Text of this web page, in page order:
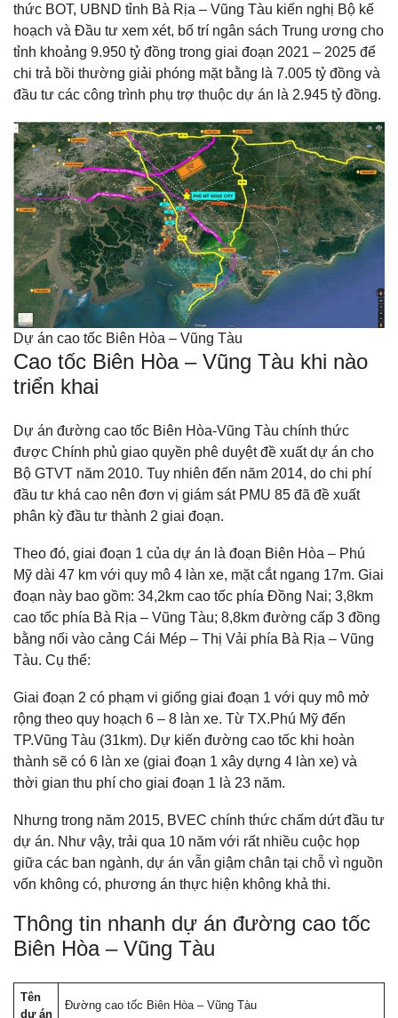
thức BOT, UBND tỉnh Bà Rịa – Vũng Tàu kiến nghị Bộ kế
hoạch và Đầu tư xem xét, bố trí ngân sách Trung ương cho
tỉnh khoảng 9.950 tỷ đồng trong giai đoạn 2021 – 2025 để
chi trả bồi thường giải phóng mặt bằng là 7.005 tỷ đồng và
đầu tư các công trình phụ trợ thuộc dự án là 2.945 tỷ đồng.
Dự án cao tốc Biên Hòa – Vũng Tàu
Cao tốc Biên Hòa – Vũng Tàu khi nào
triển khai
Dự án đường cao tốc Biên Hòa-Vũng Tàu chính thức
được Chính phủ giao quyền phê duyệt đề xuất dự án cho
Bộ GTVT năm 2010. Tuy nhiên đến năm 2014, do chi phí
đầu tư khá cao nên đơn vị giám sát PMU 85 đã đề xuất
phân kỳ đầu tư thành 2 giai đoạn.
Theo đó, giai đoạn 1 của dự án là đoạn Biên Hòa – Phú
Mỹ dài 47 km với quy mô 4 làn xe, mặt cắt ngang 17m. Giai
đoạn này bao gồm: 34,2km cao tốc phía Đồng Nai; 3,8km
cao tốc phía Bà Rịa – Vũng Tàu; 8,8km đường cấp 3 đồng
bằng nối vào cảng Cái Mép – Thị Vải phía Bà Rịa – Vũng
Tàu. Cụ thể:
Giai đoạn 2 có phạm vi giống giai đoạn 1 với quy mô mở
rộng theo quy hoạch 6 – 8 làn xe. Từ TX.Phú Mỹ đến
TP.Vũng Tàu (31km). Dự kiến đường cao tốc khi hoàn
thành sẽ có 6 làn xe (giai đoạn 1 xây dựng 4 làn xe) và
thời gian thu phí cho giai đoạn 1 là 23 năm.
Nhưng trong năm 2015, BVEC chính thức chấm dứt đầu tư
dự án. Như vậy, trải qua 10 năm với rất nhiều cuộc họp
giữa các ban ngành, dự án vẫn giậm chân tại chỗ vì nguồn
vốn không có, phương án thực hiện không khả thi.
Thông tin nhanh dự án đường cao tốc
Biên Hòa – Vũng Tàu
Tên
dự án
Đường cao tốc Biên Hòa – Vũng Tàu